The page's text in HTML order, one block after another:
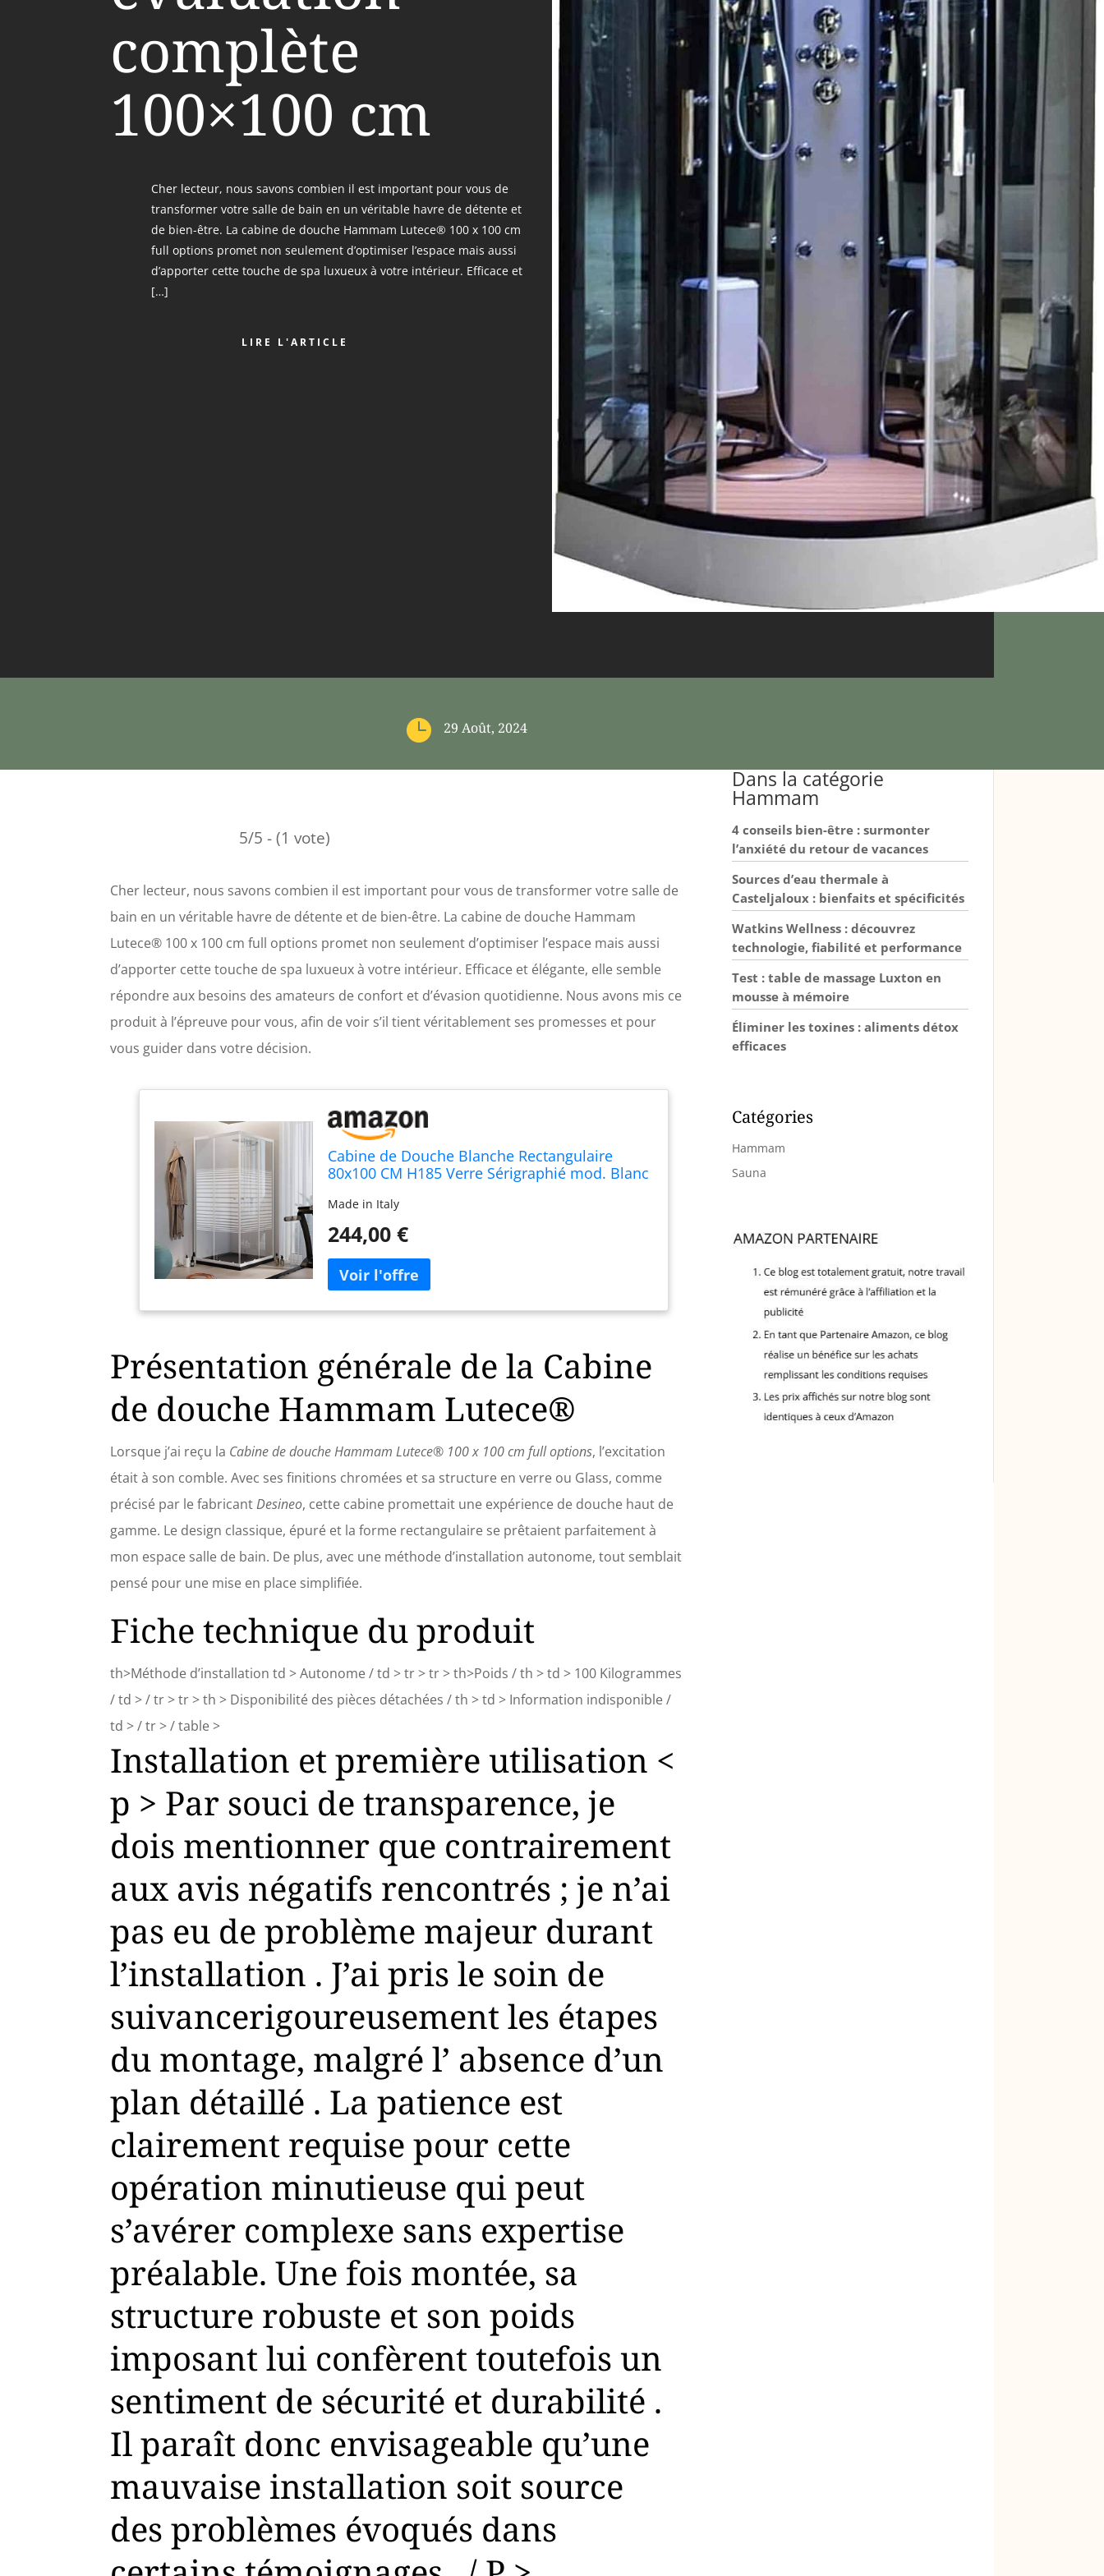
complète
100×100 cm
Cher lecteur, nous savons combien il est important pour vous de
transformer votre salle de bain en un véritable havre de détente et
de bien-être. La cabine de douche Hammam Lutece® 100 x 100 cm
full options promet non seulement d’optimiser l’espace mais aussi
d’apporter cette touche de spa luxueux à votre intérieur. Efficace et
[…]
LIRE L'ARTICLE
 29 Août, 2024
5/5 - (1 vote)
Cher lecteur, nous savons combien il est important pour vous de transformer votre salle de
bain en un véritable havre de détente et de bien-être. La cabine de douche Hammam
Lutece® 100 x 100 cm full options promet non seulement d’optimiser l’espace mais aussi
d’apporter cette touche de spa luxueux à votre intérieur. Efficace et élégante, elle semble
répondre aux besoins des amateurs de confort et d’évasion quotidienne. Nous avons mis ce
produit à l’épreuve pour vous, afin de voir s’il tient véritablement ses promesses et pour
vous guider dans votre décision.
Cabine de Douche Blanche Rectangulaire
80x100 CM H185 Verre Sérigraphié mod. Blanc
Made in Italy
244,00 €
Présentation générale de la Cabine
de douche Hammam Lutece®
Lorsque j’ai reçu la Cabine de douche Hammam Lutece® 100 x 100 cm full options, l’excitation
était à son comble. Avec ses finitions chromées et sa structure en verre ou Glass, comme
précisé par le fabricantDesineo, cette cabine promettait une expérience de douche haut de
gamme. Le design classique, épuré et la forme rectangulaire se prêtaient parfaitement à
mon espace salle de bain. De plus, avec une méthode d’installation autonome, tout semblait
pensé pour une mise en place simplifiée.
Fiche technique du produit
th>Méthode d’installation td > Autonome / td > tr > tr > th>Poids / th > td > 100 Kilogrammes
/ td > / tr > tr > th > Disponibilité des pièces détachées / th > td > Information indisponible /
td > / tr > / table >
Installation et première utilisation <
p > Par souci de transparence, je
dois mentionner que contrairement
aux avis négatifs rencontrés ; je n’ai
pas eu de problème majeur durant
l’installation . J’ai pris le soin de
suivancerigoureusement les étapes
du montage, malgré l’ absence d’un
plan détaillé . La patience est
clairement requise pour cette
opération minutieuse qui peut
s’avérer complexe sans expertise
préalable. Une fois montée, sa
structure robuste et son poids
imposant lui confèrent toutefois un
sentiment de sécurité et durabilité .
Il paraît donc envisageable qu’une
mauvaise installation soit source
des problèmes évoqués dans
Dans la catégorie
Hammam
4 conseils bien-être : surmonter
l’anxiété du retour de vacances
Sources d’eau thermale à
Casteljaloux : bienfaits et spécificités
Watkins Wellness : découvrez
technologie, fiabilité et performance
Test : table de massage Luxton en
mousse à mémoire
Éliminer les toxines : aliments détox
efficaces
Catégories
Hammam
Sauna